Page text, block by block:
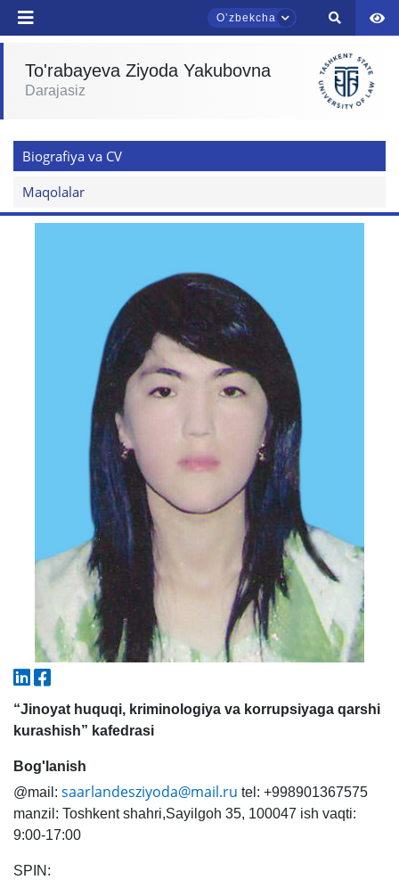
Oʼzbekcha
To'rabayeva Ziyoda Yakubovna
Darajasiz
Biografiya va CV
Maqolalar
“Jinoyat huquqi, kriminologiya va korrupsiyaga qarshi
kurashish” kafedrasi
Bog'lanish
@mail: saarlandesziyoda@mail.ru tel: +998901367575
manzil: Toshkent shahri,Sayilgoh 35, 100047 ish vaqti:
9:00-17:00
SPIN:
TDYU qabul murojaatlari chati
Assalomu alaykum! TDYU qabul murojaatlari
Qabul bo'yicha murojaatlaringizni ushbu
Mavzuni tanlang — keyin shu mavzudagi aniq
1. Hujjatlar (bakalavr) (5) 2. Hujjatlar (magistr) (4)
3. Suhbat (bakalavr) (8) 4. Suhbat (magistr) (5)
6. Elektron ariza (16)
7. Call-center (4) 8. Bakalavriat kvotasi (3)
✉️ Adminga yozish